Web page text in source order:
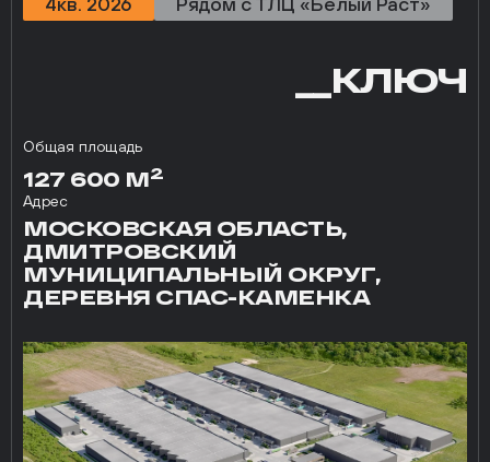
__КЛЮЧ
Общая площадь
127 600 М2
Адрес
МОСКОВСКАЯ ОБЛАСТЬ,
ДМИТРОВСКИЙ
МУНИЦИПАЛЬНЫЙ ОКРУГ,
ДЕРЕВНЯ СПАС-КАМЕНКА